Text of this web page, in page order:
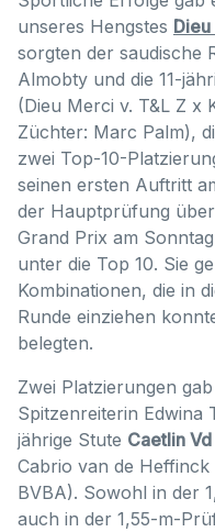
unseres Hengstes
sorgten der saudische
Almobty und die 11-
(Dieu Merci v. T&L Z x
Züchter: Marc Palm),
zwei Top-10-
seinen ersten Auftritt
der Hauptprüfung
Grand Prix am
unter die Top 10. Sie
Kombinationen, die in
Runde einziehen
belegten.
Zwei Platzierungen
Spitzenreiterin Edwina
jährige Stute Caetlin
Cabrio van de
BVBA). Sowohl in der
auch in der 1,55-m-